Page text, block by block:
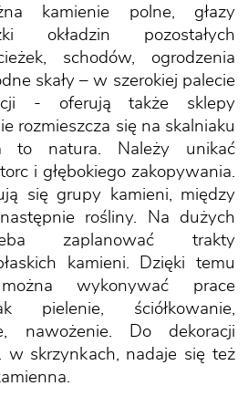
kamienie polne, głazy
okładzin pozostałych
schodów, ogrodzenia
skały – w szerokiej palecie
- oferują także sklepy
rozmieszcza się na skalniaku
to natura. Należy unikać
i głębokiego zakopywania.
się grupy kamieni, między
rośliny. Na dużych
zaplanować trakty
kamieni. Dzięki temu
wykonywać prace
pielenie, ściółkowanie,
nawożenie. Do dekoracji
w skrzynkach, nadaje się też